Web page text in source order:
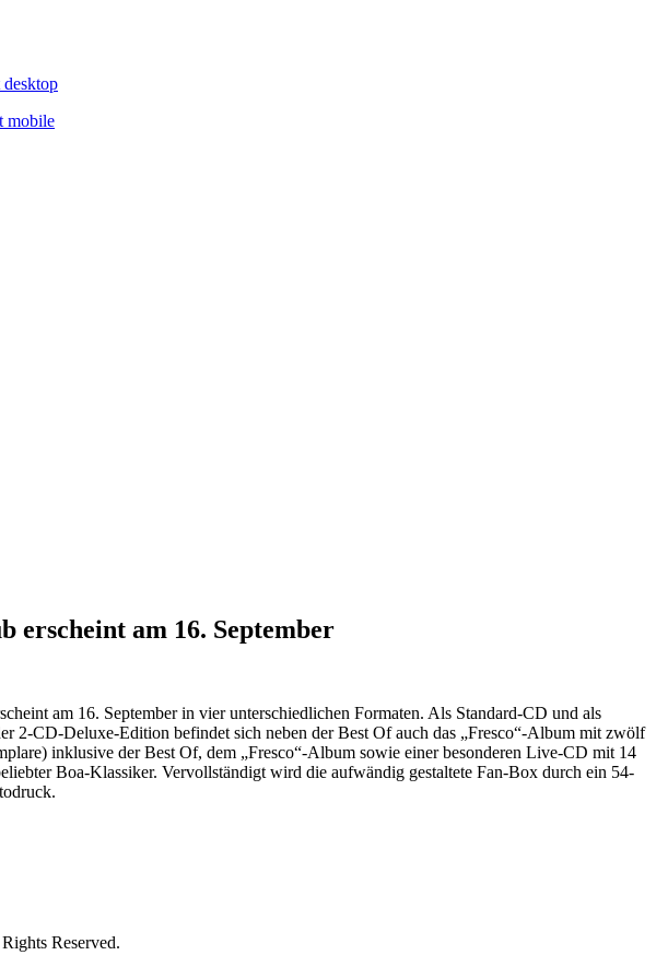
erscheint am 16. September
am 16. September in vier unterschiedlichen Formaten. Als Standard-CD und als
2-CD-Deluxe-Edition befindet sich neben der Best Of auch das „Fresco“-Album mit zwölf
inklusive der Best Of, dem „Fresco“-Album sowie einer besonderen Live-CD mit 14
Boa-Klassiker. Vervollständigt wird die aufwändig gestaltete Fan-Box durch ein 54-
Reserved.